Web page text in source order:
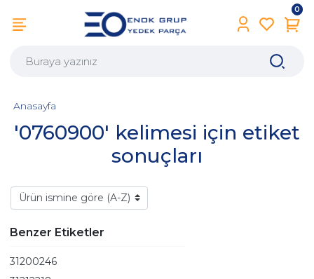
0
'0760900' kelimesi için etiket
sonuçları
Anasayfa
Benzer Etiketler
31200246